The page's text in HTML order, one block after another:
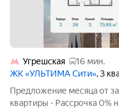
Угрешская
16 мин.
ЖК «УЛЬТИМА Сити», 3
Предложение месяца от
квартиры - Рассрочка 0%